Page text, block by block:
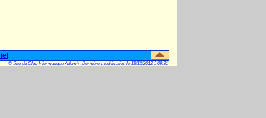
© Site du Club Informatique Ademir. Dernière modification le 18/12/2012 à 09:31